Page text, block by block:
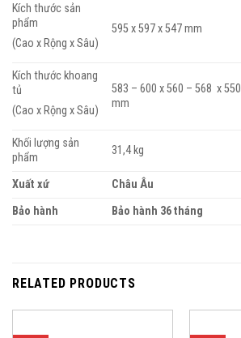
Kích thước sản
phẩm
(Cao x Rộng x Sâu)
595 x 597 x 547 mm
Kích thước khoang
tủ
(Cao x Rộng x Sâu)
583 – 600 x 560 – 568 x 550
mm
Khối lượng sản
phẩm
31,4 kg
Xuất xứ
Châu Âu
Bảo hành
Bảo hành 36 tháng
RELATED PRODUCTS